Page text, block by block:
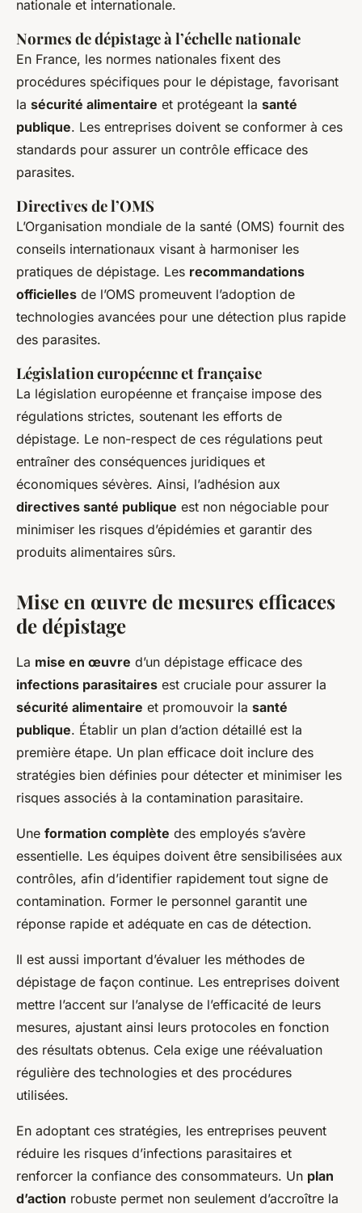
nationale et internationale.
Normes de dépistage à l’échelle nationale
En France, les normes nationales fixent des
procédures spécifiques pour le dépistage, favorisant
la sécurité alimentaire et protégeant la santé
publique. Les entreprises doivent se conformer à ces
standards pour assurer un contrôle efficace des
parasites.
Directives de l’OMS
L’Organisation mondiale de la santé (OMS) fournit des
conseils internationaux visant à harmoniser les
pratiques de dépistage. Les recommandations
officielles de l’OMS promeuvent l’adoption de
technologies avancées pour une détection plus rapide
des parasites.
Législation européenne et française
La législation européenne et française impose des
régulations strictes, soutenant les efforts de
dépistage. Le non-respect de ces régulations peut
entraîner des conséquences juridiques et
économiques sévères. Ainsi, l’adhésion aux
directives santé publique est non négociable pour
minimiser les risques d’épidémies et garantir des
produits alimentaires sûrs.
Mise en œuvre de mesures efficaces
de dépistage
La mise en œuvre d’un dépistage efficace des
infections parasitaires est cruciale pour assurer la
sécurité alimentaire et promouvoir la santé
publique. Établir un plan d’action détaillé est la
première étape. Un plan efficace doit inclure des
stratégies bien définies pour détecter et minimiser les
risques associés à la contamination parasitaire.
Une formation complète des employés s’avère
essentielle. Les équipes doivent être sensibilisées aux
contrôles, afin d’identifier rapidement tout signe de
contamination. Former le personnel garantit une
réponse rapide et adéquate en cas de détection.
Il est aussi important d’évaluer les méthodes de
dépistage de façon continue. Les entreprises doivent
mettre l’accent sur l’analyse de l’efficacité de leurs
mesures, ajustant ainsi leurs protocoles en fonction
des résultats obtenus. Cela exige une réévaluation
régulière des technologies et des procédures
utilisées.
En adoptant ces stratégies, les entreprises peuvent
réduire les risques d’infections parasitaires et
renforcer la confiance des consommateurs. Un plan
d’action robuste permet non seulement d’accroître la